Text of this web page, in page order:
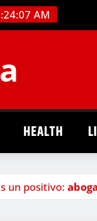
AM
HEALTH
un positivo: